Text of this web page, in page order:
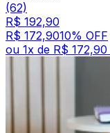
(62)
R$ 192,90
R$ 172,9010% OFF
ou 1x de R$ 172,90